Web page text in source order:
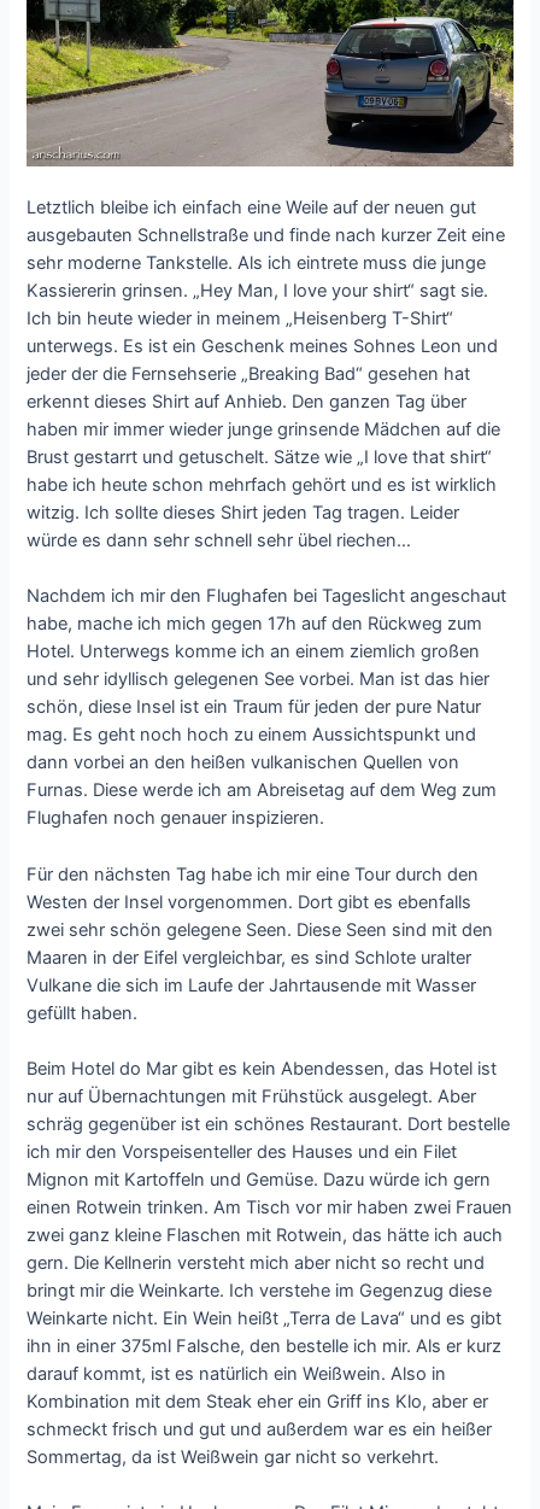
Letztlich bleibe ich einfach eine Weile auf der neuen gut
ausgebauten Schnellstraße und finde nach kurzer Zeit eine
sehr moderne Tankstelle. Als ich eintrete muss die junge
Kassiererin grinsen. „Hey Man, I love your shirt“ sagt sie.
Ich bin heute wieder in meinem „Heisenberg T-Shirt“
unterwegs. Es ist ein Geschenk meines Sohnes Leon und
jeder der die Fernsehserie „Breaking Bad“ gesehen hat
erkennt dieses Shirt auf Anhieb. Den ganzen Tag über
haben mir immer wieder junge grinsende Mädchen auf die
Brust gestarrt und getuschelt. Sätze wie „I love that shirt“
habe ich heute schon mehrfach gehört und es ist wirklich
witzig. Ich sollte dieses Shirt jeden Tag tragen. Leider
würde es dann sehr schnell sehr übel riechen…
Nachdem ich mir den Flughafen bei Tageslicht angeschaut
habe, mache ich mich gegen 17h auf den Rückweg zum
Hotel. Unterwegs komme ich an einem ziemlich großen
und sehr idyllisch gelegenen See vorbei. Man ist das hier
schön, diese Insel ist ein Traum für jeden der pure Natur
mag. Es geht noch hoch zu einem Aussichtspunkt und
dann vorbei an den heißen vulkanischen Quellen von
Furnas. Diese werde ich am Abreisetag auf dem Weg zum
Flughafen noch genauer inspizieren.
Für den nächsten Tag habe ich mir eine Tour durch den
Westen der Insel vorgenommen. Dort gibt es ebenfalls
zwei sehr schön gelegene Seen. Diese Seen sind mit den
Maaren in der Eifel vergleichbar, es sind Schlote uralter
Vulkane die sich im Laufe der Jahrtausende mit Wasser
gefüllt haben.
Beim Hotel do Mar gibt es kein Abendessen, das Hotel ist
nur auf Übernachtungen mit Frühstück ausgelegt. Aber
schräg gegenüber ist ein schönes Restaurant. Dort bestelle
ich mir den Vorspeisenteller des Hauses und ein Filet
Mignon mit Kartoffeln und Gemüse. Dazu würde ich gern
einen Rotwein trinken. Am Tisch vor mir haben zwei Frauen
zwei ganz kleine Flaschen mit Rotwein, das hätte ich auch
gern. Die Kellnerin versteht mich aber nicht so recht und
bringt mir die Weinkarte. Ich verstehe im Gegenzug diese
Weinkarte nicht. Ein Wein heißt „Terra de Lava“ und es gibt
ihn in einer 375ml Falsche, den bestelle ich mir. Als er kurz
darauf kommt, ist es natürlich ein Weißwein. Also in
Kombination mit dem Steak eher ein Griff ins Klo, aber er
schmeckt frisch und gut und außerdem war es ein heißer
Sommertag, da ist Weißwein gar nicht so verkehrt.